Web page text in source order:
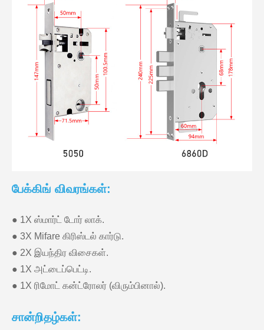
பேக்கிங் விவரங்கள்:
● 1X ஸ்மார்ட் டோர் லாக்.
● 3X Mifare கிரிஸ்டல் கார்டு.
● 2X இயந்திர விசைகள்.
● 1X அட்டைப்பெட்டி.
● 1X ரிமோட் கன்ட்ரோலர் (விரும்பினால்).
சான்றிதழ்கள்: